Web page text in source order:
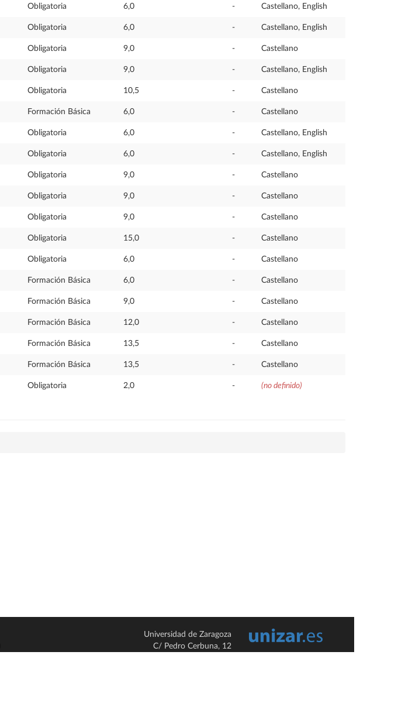
Obligatoria 6,0 - Castellano, English
Obligatoria 6,0 - Castellano, English
Obligatoria 9,0 - Castellano
Obligatoria 9,0 - Castellano, English
Obligatoria 10,5 - Castellano
Formación Básica 6,0 - Castellano
Obligatoria 6,0 - Castellano, English
Obligatoria 6,0 - Castellano, English
Obligatoria 9,0 - Castellano
Obligatoria 9,0 - Castellano
Obligatoria 9,0 - Castellano
Obligatoria 15,0 - Castellano
Obligatoria 6,0 - Castellano
Formación Básica 6,0 - Castellano
Formación Básica 9,0 - Castellano
Formación Básica 12,0 - Castellano
Formación Básica 13,5 - Castellano
Formación Básica 13,5 - Castellano
Obligatoria 2,0 - (no definido)
Universidad de Zaragoza
C/ Pedro Cerbuna, 12